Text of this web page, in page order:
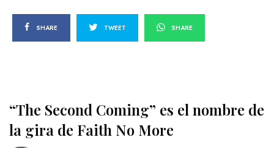
SHARE TWEET SHARE
“The Second Coming” es el nombre de
la gira de Faith No More